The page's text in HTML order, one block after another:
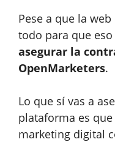
Pese a que la
todo para que
asegurar la
OpenMarketers.
Lo que sí vas a
plataforma es
marketing digital